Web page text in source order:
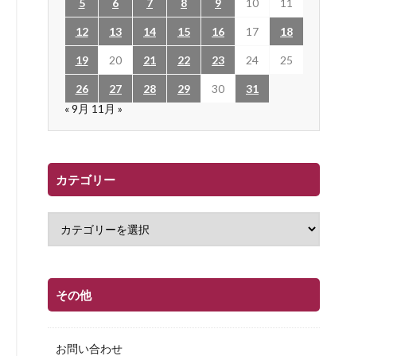
5 6 7 8 9 10 11
12 13 14 15 16 17 18
19 20 21 22 23 24 25
26 27 28 29 30
31
« 9月 11月 »
カテゴリー
その他
お問い合わせ